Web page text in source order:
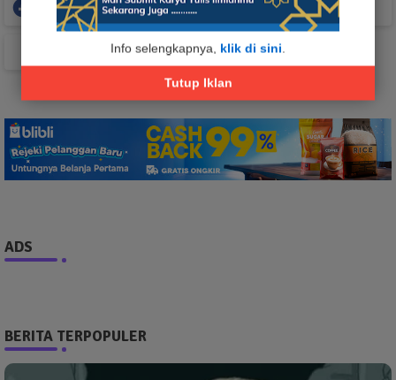
Info selengkapnya, klik di sini
Tutup Iklan
Facebook Whatsapp
TikTok
ADS
BERITA TERPOPULER